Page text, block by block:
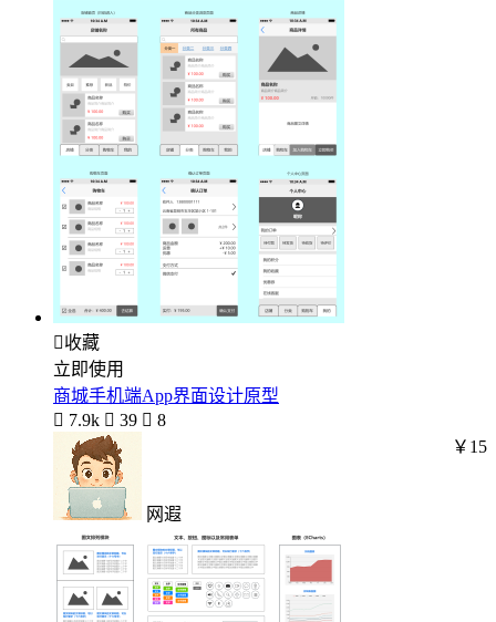
收藏
立即使用
商城手机端App界面设计原型
 7.9k  39  8
网遐
￥15